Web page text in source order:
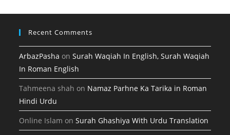
tab
Recent Comments
ArbazPasha onSurah Waqiah In English, Surah Waqiah
In Roman English
Tahmeena shah on Namaz Parhne Ka Tarika in Roman
Hindi Urdu
Online Islam onSurah Ghashiya With Urdu Translation